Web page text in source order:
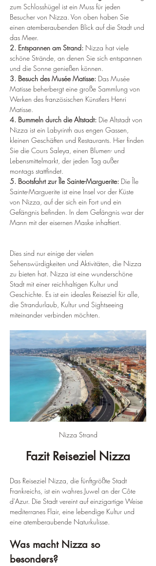
zum Schlosshügel ist ein Muss für jeden
Besucher von Nizza. Von oben haben Sie
einen atemberaubenden Blick auf die Stadt und
das Meer.
2. Entspannen am Strand: Nizza hat viele
schöne Strände, an denen Sie sich entspannen
und die Sonne genießen können.
3. Besuch des Musée Matisse: Das Musée
Matisse beherbergt eine große Sammlung von
Werken des französischen Künstlers Henri
Matisse.
4. Bummeln durch die Altstadt: Die Altstadt von
Nizza ist ein Labyrinth aus engen Gassen,
kleinen Geschäften und Restaurants. Hier finden
Sie die Cours Saleya, einen Blumen- und
Lebensmittelmarkt, der jeden Tag außer
montags stattfindet.
5. Bootsfahrt zur Île Sainte-Marguerite: Die Île
Sainte-Marguerite ist eine Insel vor der Küste
von Nizza, auf der sich ein Fort und ein
Gefängnis befinden. In dem Gefängnis war der
Mann mit der eisernen Maske inhaftiert.
Dies sind nur einige der vielen
Sehenswürdigkeiten und Aktivitäten, die Nizza
zu bieten hat. Nizza ist eine wunderschöne
Stadt mit einer reichhaltigen Kultur und
Geschichte. Es ist ein ideales Reiseziel für alle,
die Strandurlaub, Kultur und Sightseeing
miteinander verbinden möchten.
Nizza Strand
Fazit Reiseziel Nizza
Das Reiseziel Nizza, die fünftgrößte Stadt
Frankreichs, ist ein wahres Juwel an der Côte
d'Azur. Die Stadt vereint auf einzigartige Weise
mediterranes Flair, eine lebendige Kultur und
eine atemberaubende Naturkulisse.
Was macht Nizza so
besonders?